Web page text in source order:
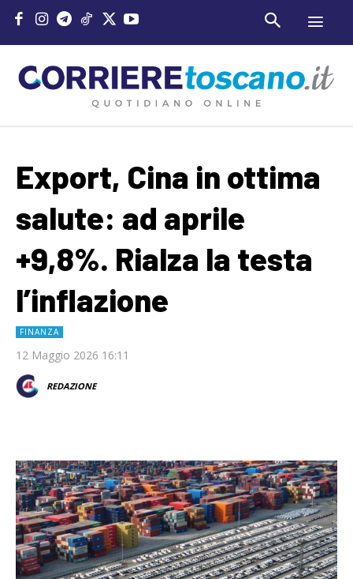
Export, Cina in ottima
salute: ad aprile
+9,8%. Rialza la testa
l’inflazione
FINANZA
12 Maggio 2026 16:11
REDAZIONE